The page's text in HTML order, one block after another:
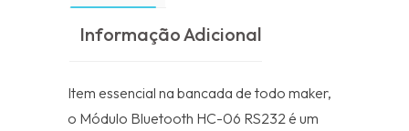
Informação Adicional
Item essencial na bancada de todo maker,
o Módulo Bluetooth HC-06 RS232 é um